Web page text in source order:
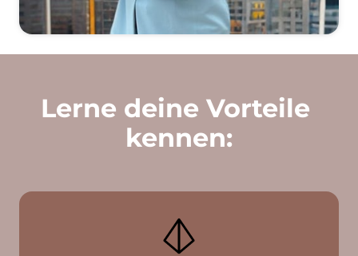
Lerne deine
kennen: